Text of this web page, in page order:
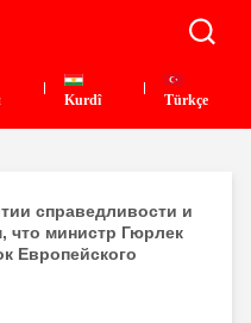
Kurdî Türkçe
справедливости и
что министр Гюрлек
Европейского